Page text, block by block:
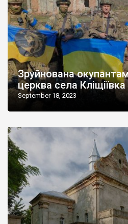
Зруйнована
церква села Кліщіївка
September 18, 2023